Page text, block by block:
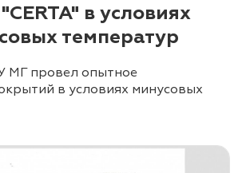
в условиях
температур
МГ провел опытное
в условиях минусовых